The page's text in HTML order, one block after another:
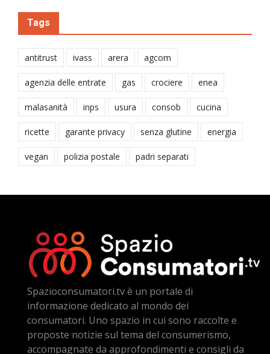
Tags
antitrust ivass arera agcom
agenzia delle entrate gas crociere enea
malasanità inps usura consob cucina
ricette garante privacy senza glutine energia
vegan polizia postale padri separati
Spazioconsumatori.tv è un portale di
informazione dedicato al mondo dei
consumatori. Uno spazio in cui sono raccolte e
proposte notizie sul tema del consumerismo,
accompagnate da approfondimenti e consigli da